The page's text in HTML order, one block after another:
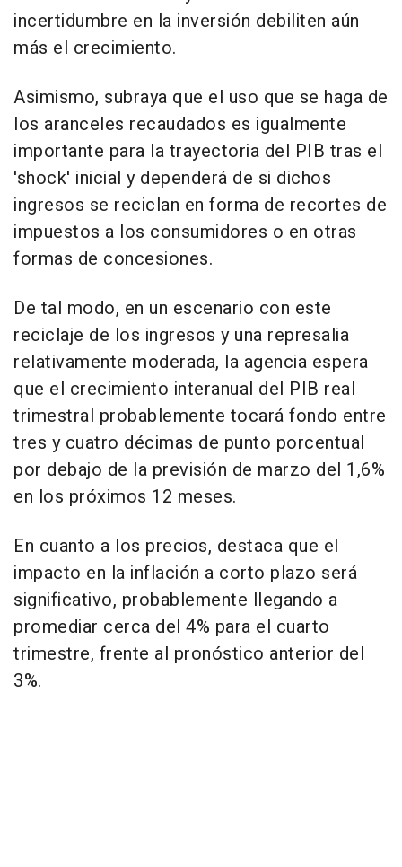
incertidumbre en la inversión debiliten aún
más el crecimiento.
Asimismo, subraya que el uso que se haga de
los aranceles recaudados es igualmente
importante para la trayectoria del PIB tras el
'shock' inicial y dependerá de si dichos
ingresos se reciclan en forma de recortes de
impuestos a los consumidores o en otras
formas de concesiones.
De tal modo, en un escenario con este
reciclaje de los ingresos y una represalia
relativamente moderada, la agencia espera
que el crecimiento interanual del PIB real
trimestral probablemente tocará fondo entre
tres y cuatro décimas de punto porcentual
por debajo de la previsión de marzo del 1,6%
en los próximos 12 meses.
En cuanto a los precios, destaca que el
impacto en la inflación a corto plazo será
significativo, probablemente llegando a
promediar cerca del 4% para el cuarto
trimestre, frente al pronóstico anterior del
3%.